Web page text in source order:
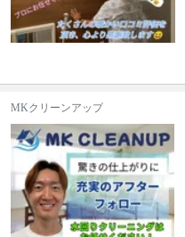
MKクリーンアップ